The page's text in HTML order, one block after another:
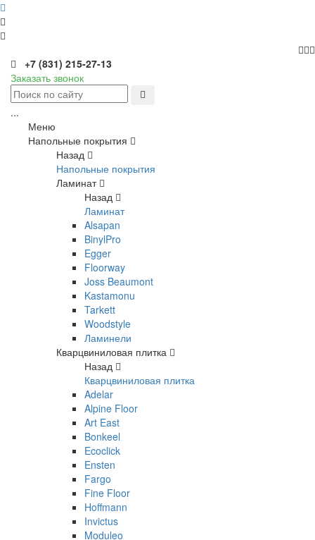
+7 (831) 215-27-13
Заказать звонок
...
Меню
Напольные покрытия
Назад
Напольные покрытия
Ламинат
Назад
Ламинат
Alsapan
BinylPro
Egger
Floorway
Joss Beaumont
Kastamonu
Tarkett
Woodstyle
Ламинели
Кварцвиниловая плитка
Назад
Кварцвиниловая плитка
Adelar
Alpine Floor
Art East
Bonkeel
Ecoclick
Ensten
Fargo
Fine Floor
Hoffmann
Invictus
Moduleo